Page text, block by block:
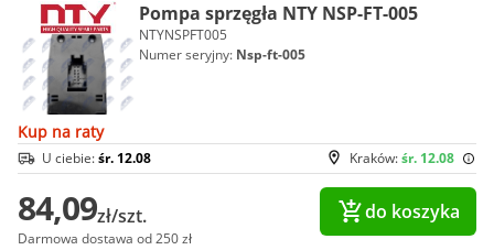
Pompa sprzęgła NTY NSP-FT-005
NTYNSPFT005
Numer seryjny: Nsp-ft-005
Kup na raty
Kraków:śr. 12.08
U ciebie:śr. 12.08
84,09zł/szt.
Darmowa dostawa od 250 zł
do koszyka